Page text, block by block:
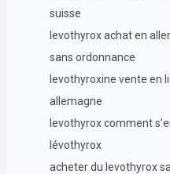
suisse
levothyrox achat en
sans ordonnance
levothyroxine vente en
allemagne
levothyrox comment
lévothyrox
acheter du levothyrox